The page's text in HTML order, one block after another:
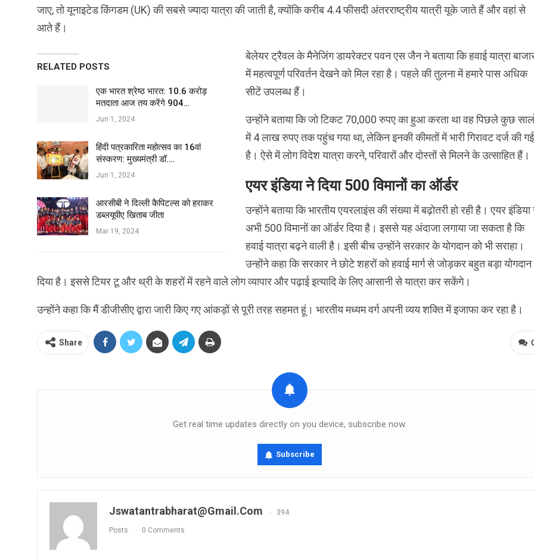
जाए, तो यूनाइटेड किंगडम (UK) की सबसे ज्यादा यात्रा की जाती है, क्योंकि करीब 4.4 फीसदी अंतरराष्ट्रीय यात्री यूके जाते हैं और वहां से
आते हैं।
RELATED POSTS
एक भारत श्रेष्ठ भारत: 10.6 करोड़
मतदाता आज तय करेंगे 904…
Jun 1, 2024
हिंदी पत्रकारिता महोत्सव का 16वां
संस्करण: मुख्यमंत्री डॉ.…
Jun 1, 2024
आरसीबी ने दिल्ली कैपिटल्स को हराकर
डब्लयूपीए खिताब जीता
Mar 19, 2024
बेलेयर ट्रैवल के मैनेजिंग डायरेक्टर पवन एस जैन ने बताया कि हवाई यात्रा
में महत्वपूर्ण परिवर्तन देखने को मिल रहा है। पहले की तुलना में हमारे पास अधिक
सीटें उपलब्ध हैं।
उन्होंने बताया कि जो टिकट 70,000 रुपए का हुआ करता था वह पिछले कुछ
में 4 लाख रुपए तक पहुंच गया था, लेकिन इनकी कीमतों में भारी गिरावट दर्ज की गई
है। ऐसे में लोग विदेश यात्रा करने, परिवारों और दोस्तों से मिलने के उत्साहित हैं।
एयर इंडिया ने दिया 500 विमानों का ऑर्डर
उन्होंने बताया कि भारतीय एयरलाइंस की संख्या में बढ़ोतरी हो रही है। एयर इंडिया
अभी 500 विमानों का ऑर्डर दिया है। इससे यह अंदाजा लगाया जा सकता है कि
हवाई यात्रा बढ़ने वाली है। इसी बीच उन्होंने सरकार के योगदान को भी सराहा।
उन्होंने कहा कि सरकार ने छोटे शहरों को हवाई मार्ग से जोड़कर बहुत बड़ा योगदान
दिया है। इससे टियर टू और थ्री के शहरों में रहने वाले लोग व्यापार और पढ़ाई इत्यादि के लिए आसानी से यात्रा कर सकेंगे।
उन्होंने कहा कि मैं डीजीसीए द्वारा जारी किए गए आंकड़ों से पूरी तरह सहमत हूं। भारतीय मध्यम वर्ग अपनी व्यय शक्ति में इजाफा कर रहा है।
Share
Get real time updates directly on you device, subscribe now.
Subscribe
Jswatantrabharat@gmail.com 394
Posts 0 Comments